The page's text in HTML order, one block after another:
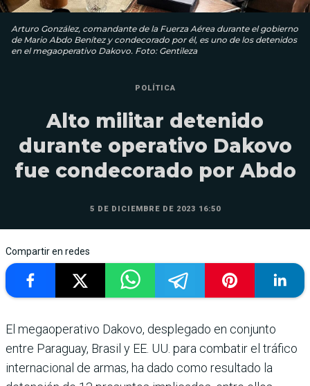
Arturo González, comandante de la Fuerza Aérea durante el gobierno
de Mario Abdo Benítez y condecorado por él, es uno de los detenidos
en el megaoperativo Dakovo. Foto: Gentileza
POLÍTICA
Alto militar detenido
durante operativo Dakovo
fue condecorado por Abdo
5 DE DICIEMBRE DE 2023 16:50
Compartir en redes
El megaoperativo Dakovo, desplegado en conjunto
entre Paraguay, Brasil y EE. UU. para combatir el tráfico
internacional de armas, ha dado como resultado la